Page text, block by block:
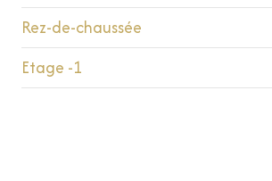
salon/sejour
chambre
Rez-de-chaussée
cave
Etage -1